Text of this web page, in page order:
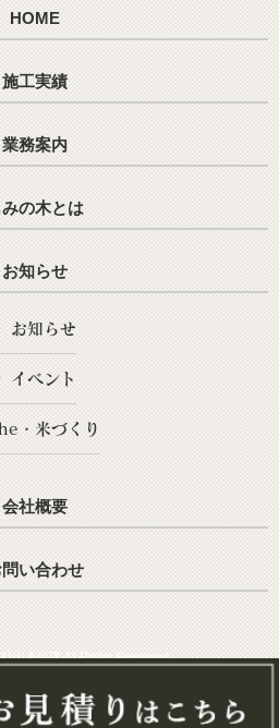
HOME
施工実績
業務案内
みの木とは
お知らせ
お知らせ
イベント
・米づくり
会社概要
問い合わせ
山本住建 All Rights Reserved.